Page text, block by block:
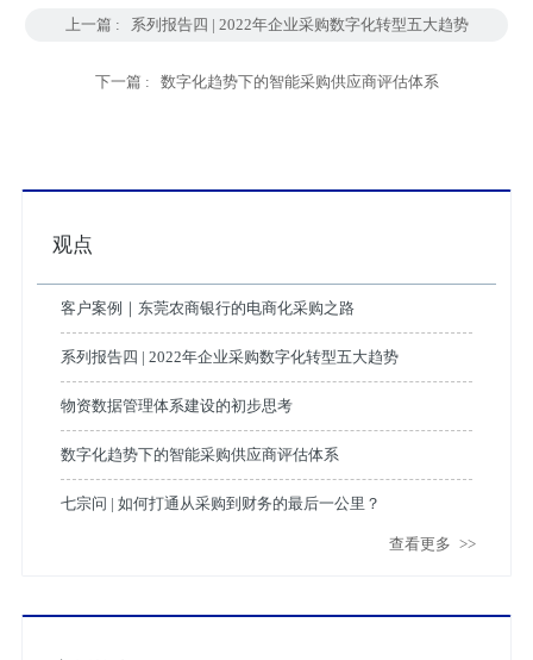
上一篇 : 系列报告四 | 2022年企业采购数字化转型五大趋势
下一篇 : 数字化趋势下的智能采购供应商评估体系
观点
客户案例｜东莞农商银行的电商化采购之路
系列报告四 | 2022年企业采购数字化转型五大趋势
物资数据管理体系建设的初步思考
数字化趋势下的智能采购供应商评估体系
七宗问 | 如何打通从采购到财务的最后一公里？
查看更多 >>